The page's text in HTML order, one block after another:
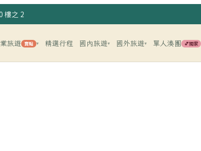
樓之 2
旅遊 賣點 ▾ 精選行程 國內旅遊▾ 國外旅遊▾ 單人湊團 💕獨家